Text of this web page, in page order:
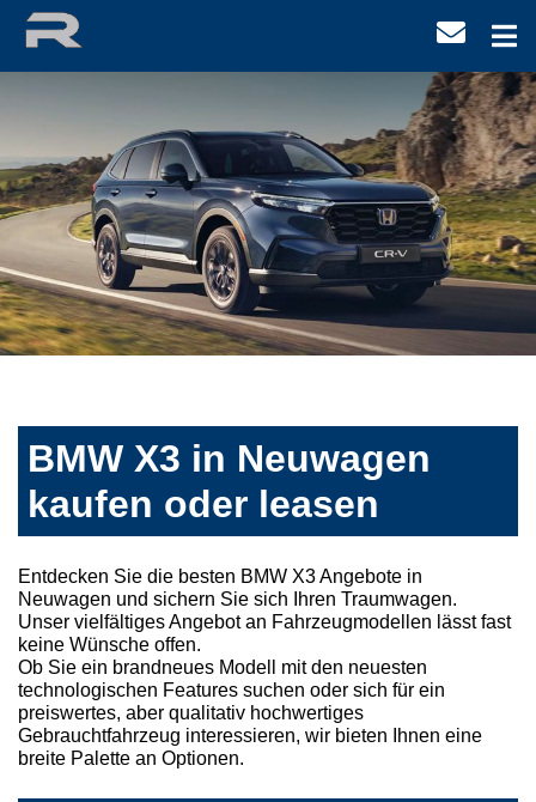
BMW X3 in Neuwagen
kaufen oder leasen
Entdecken Sie die besten BMW X3 Angebote in
Neuwagen und sichern Sie sich Ihren Traumwagen.
Unser vielfältiges Angebot an Fahrzeugmodellen lässt fast
keine Wünsche offen.
Ob Sie ein brandneues Modell mit den neuesten
technologischen Features suchen oder sich für ein
preiswertes, aber qualitativ hochwertiges
Gebrauchtfahrzeug interessieren, wir bieten Ihnen eine
breite Palette an Optionen.